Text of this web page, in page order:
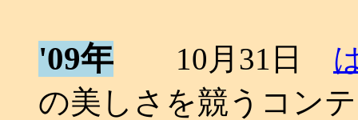
'09年 10月31日
の美しさを競うコン